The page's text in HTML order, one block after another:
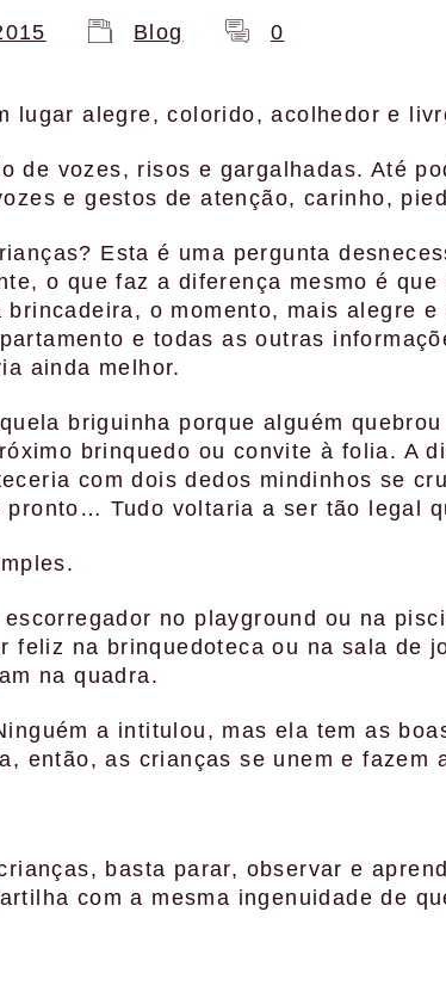
Blog 0
lugar alegre, colorido, acolhedor e
de vozes, risos e gargalhadas. Até
e gestos de atenção, carinho,
Esta é uma pergunta
o que faz a diferença mesmo é
brincadeira, o momento, mais alegre
e todas as outras
ainda melhor.
briguinha porque alguém
brinquedo ou convite à folia. A
com dois dedos mindinhos se
pronto… Tudo voltaria a ser tão legal
no playground ou na
feliz na brinquedoteca ou na sala de
na quadra.
a intitulou, mas ela tem as
então, as crianças se unem e fazem
basta parar, observar e
com a mesma ingenuidade de